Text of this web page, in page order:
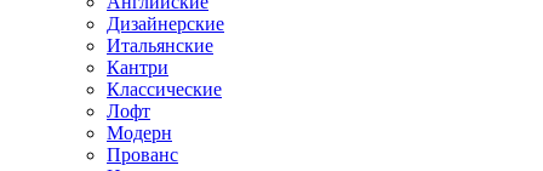
Дизайнерские
Итальянские
Кантри
Классические
Лофт
Модерн
Прованс